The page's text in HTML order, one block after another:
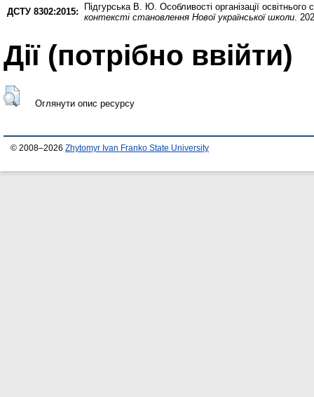
ДСТУ 8302:2015:
Підгурська В. Ю. Особливості організації
контексті становлення Нової української школи .
Дії ​​(потрібно ввійти)
Оглянути опис ресурсу
© 2008–2026 Zhytomyr Ivan Franko State University